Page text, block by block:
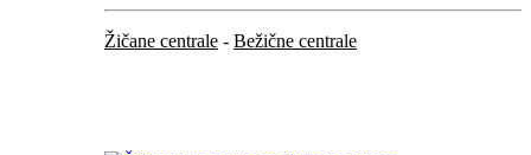
Žičane centrale - Bežične centrale